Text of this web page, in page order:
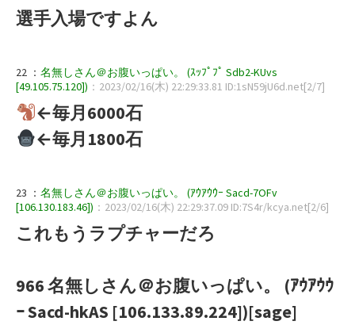
選手入場ですよん
22 ： 名無しさん＠お腹いっぱい。 (ｽｯﾌﾟﾌﾟ Sdb2-KUvs
[49.105.75.120]) ：2023/02/16(木) 22:29:33.81 ID:1sN59jU6d.net[2/7]
←毎月6000石
←毎月1800石
23 ： 名無しさん＠お腹いっぱい。 (ｱｳｱｳｳｰ Sacd-7OFv
[106.130.183.46]) ：2023/02/16(木) 22:29:37.09 ID:7S4r/kcya.net[2/6]
これもうラプチャーだろ
966 名無しさん＠お腹いっぱい。 (ｱｳｱｳｳ
ｰ Sacd-hkAS [106.133.89.224])[sage]